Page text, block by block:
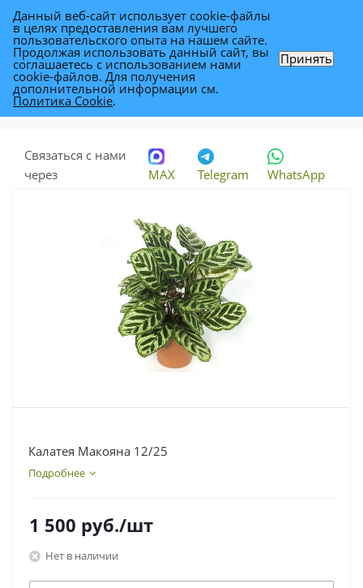
Калатея Макояна 12/25
Каталог - Растения -
Связаться с нами
через
MAX Telegram WhatsApp
Калатея Макояна 12/25
Подробнее
1 500 руб./шт
Нет в наличии
Данный веб-сайт использует cookie-файлы
в целях предоставления вам лучшего
пользовательского опыта на нашем сайте.
Продолжая использовать данный сайт, вы
соглашаетесь с использованием нами
cookie-файлов. Для получения
дополнительной информации см.
Политика Cookie.
Принять